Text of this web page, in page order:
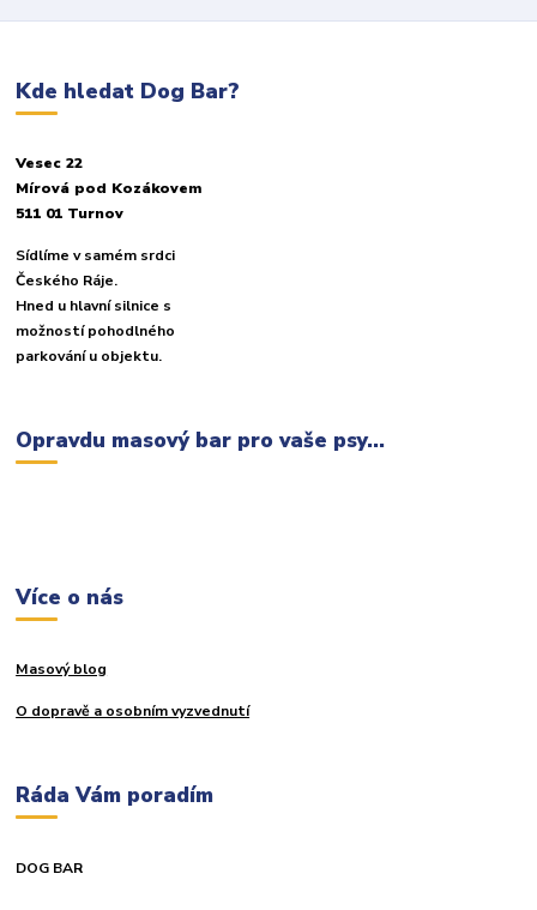
Kde hledat Dog Bar?
Vesec 22
Mírová pod Kozákovem
511 01 Turnov
Sídlíme v samém srdci
Českého Ráje.
Hned u hlavní silnice s
možností pohodlného
parkování u objektu.
Opravdu masový bar pro vaše psy...
Více o nás
Masový blog
O dopravě a osobním vyzvednutí
Ráda Vám poradím
DOG BAR